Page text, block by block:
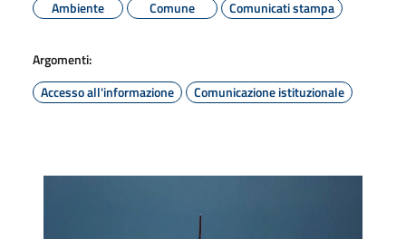
Ambiente
Comune Comunicati stampa
Argomenti:
Accesso all'informazione
Comunicazione istituzionale